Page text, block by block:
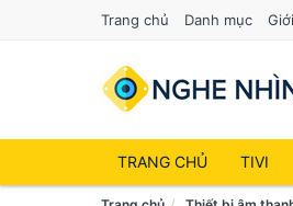
Trang chủ Danh mục
TRANG CHỦ TIVI